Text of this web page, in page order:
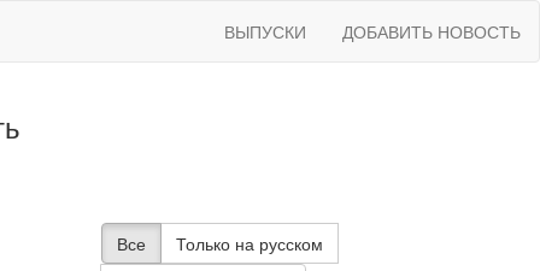
ВЫПУСКИ ДОБАВИТЬ НОВОСТЬ
Все
Только на русском